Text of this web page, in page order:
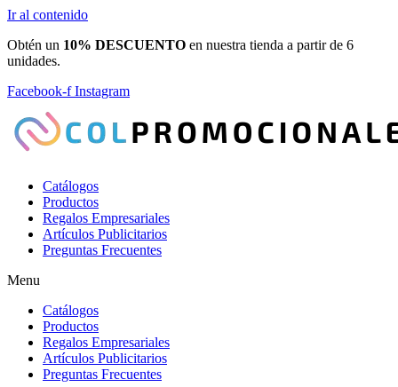
Ir al contenido
Obtén un 10% DESCUENTO en nuestra tienda a partir de 6
unidades.
Facebook-f Instagram
Catálogos
Productos
Regalos Empresariales
Artículos Publicitarios
Preguntas Frecuentes
Menu
Catálogos
Productos
Regalos Empresariales
Artículos Publicitarios
Preguntas Frecuentes